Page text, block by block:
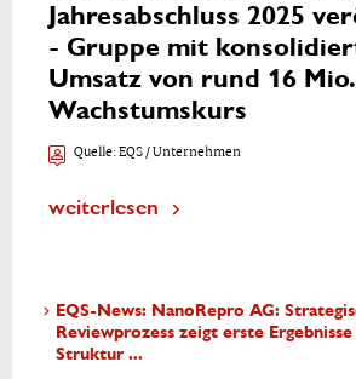
Jahresabschluss 2025
- Gruppe mit
Umsatz von rund 16
Wachstumskurs
Quelle:EQS / Unternehmen
weiterlesen
EQS-News: NanoRepro AG:
Reviewprozess zeigt erste
Struktur ...